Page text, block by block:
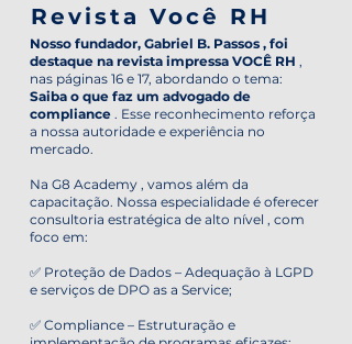
Revista Você RH
Nosso fundador, Gabriel B. Passos , foi
destaque na revista impressa VOCÊ RH ,
nas páginas 16 e 17, abordando o tema:
Saiba o que faz um advogado de
compliance . Esse reconhecimento reforça
a nossa autoridade e experiência no
mercado.
Na G8 Academy , vamos além da
capacitação. Nossa especialidade é oferecer
consultoria estratégica de alto nível , com
foco em:
✅ Proteção de Dados – Adequação à LGPD
e serviços de DPO as a Service;
✅ Compliance – Estruturação e